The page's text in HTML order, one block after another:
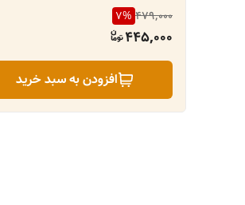
479,000
7%
445,000
افزودن به سبد خرید